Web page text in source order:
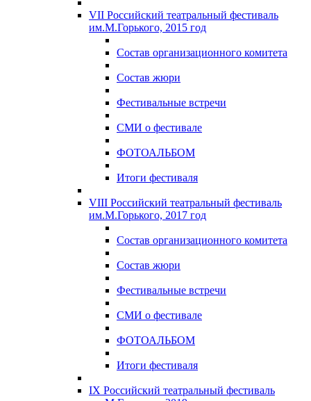
VII Российский театральный фестиваль
им.М.Горького, 2015 год
Состав организационного комитета
Состав жюри
Фестивальные встречи
СМИ о фестивале
ФОТОАЛЬБОМ
Итоги фестиваля
VIII Российский театральный фестиваль
им.М.Горького, 2017 год
Состав организационного комитета
Состав жюри
Фестивальные встречи
СМИ о фестивале
ФОТОАЛЬБОМ
Итоги фестиваля
IX Российский театральный фестиваль